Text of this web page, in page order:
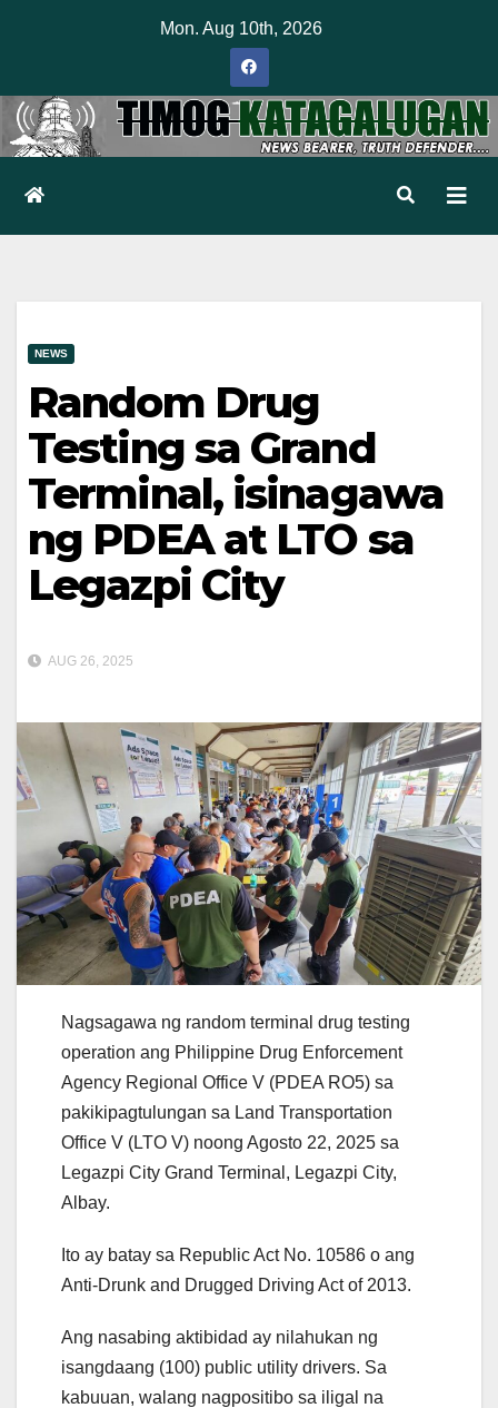
Mon. Aug 10th, 2026
NEWS
Random Drug
Testing sa Grand
Terminal, isinagawa
ng PDEA at LTO sa
Legazpi City
AUG 26, 2025
Nagsagawa ng random terminal drug testing
operation ang Philippine Drug Enforcement
Agency Regional Office V (PDEA RO5) sa
pakikipagtulungan sa Land Transportation
Office V (LTO V) noong Agosto 22, 2025 sa
Legazpi City Grand Terminal, Legazpi City,
Albay.
Ito ay batay sa Republic Act No. 10586 o ang
Anti-Drunk and Drugged Driving Act of 2013.
Ang nasabing aktibidad ay nilahukan ng
isangdaang (100) public utility drivers. Sa
kabuuan, walang nagpositibo sa iligal na